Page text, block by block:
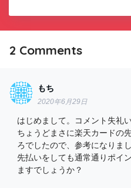
2 Comments
もち
2020年6月29日
はじめまして。コメント失礼
ちょうどまさに楽天カードの
ろでしたので、参考になりま
先払いをしても通常通りポイ
ますでしょうか？